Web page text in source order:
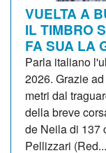
VUELTA A
IL TIMBRO
FA SUA LA
Parla italiano
2026. Grazie
metri dal
della breve
de Neila di 137
Pellizzari (Red...